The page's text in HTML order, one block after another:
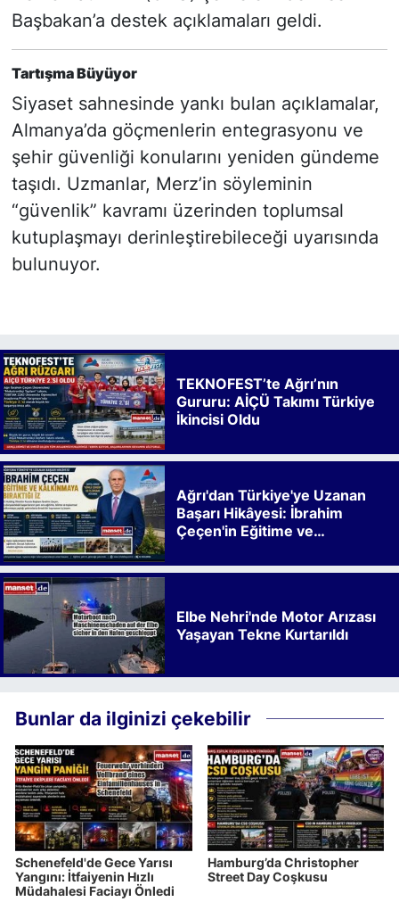
Başbakan’a destek açıklamaları geldi.
Tartışma Büyüyor
Siyaset sahnesinde yankı bulan açıklamalar,
Almanya’da göçmenlerin entegrasyonu ve
şehir güvenliği konularını yeniden gündeme
taşıdı. Uzmanlar, Merz’in söyleminin
“güvenlik” kavramı üzerinden toplumsal
kutuplaşmayı derinleştirebileceği uyarısında
bulunuyor.
TEKNOFEST’te Ağrı’nın
Gururu: AİÇÜ Takımı Türkiye
İkincisi Oldu
Ağrı'dan Türkiye'ye Uzanan
Başarı Hikâyesi: İbrahim
Çeçen'in Eğitime ve
Elbe Nehri'nde Motor Arızası
Yaşayan Tekne Kurtarıldı
Bunlar da ilginizi çekebilir
Schenefeld'de Gece Yarısı
Yangını: İtfaiyenin Hızlı
Müdahalesi Faciayı Önledi
Hamburg’da Christopher
Street Day Coşkusu